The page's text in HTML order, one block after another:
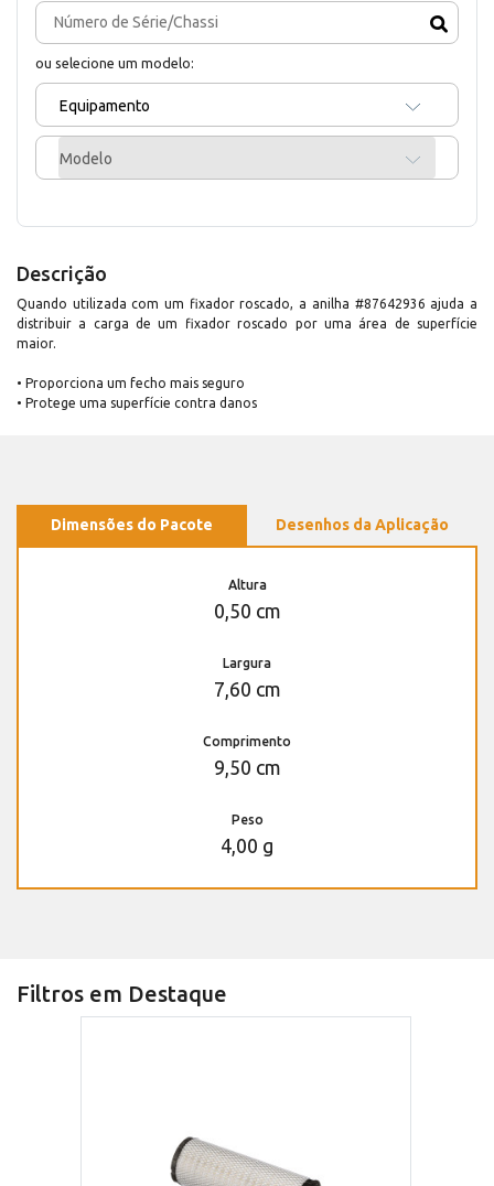
ou selecione um modelo:
Equipamento
Modelo
Descrição
Quando utilizada com um fixador roscado, a anilha #87642936 ajuda a
distribuir a carga de um fixador roscado por uma área de superfície
maior.
• Proporciona um fecho mais seguro
• Protege uma superfície contra danos
Dimensões do Pacote Desenhos da Aplicação
Altura
0,50 cm
Largura
7,60 cm
Comprimento
9,50 cm
Peso
4,00 g
Filtros em Destaque